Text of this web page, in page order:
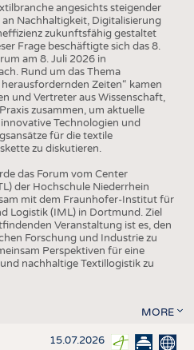
angesichts steigender
Nachhaltigkeit, Digitalisierung
zukunftsfähig gestaltet
Frage beschäftigte sich das 8.
am 8. Juli 2026 in
Rund um das Thema
Zeiten“ kamen
und Vertreter aus Wissenschaft,
zusammen, um aktuelle
Technologien und
für die textile
zu diskutieren.
das Forum vom Center
der Hochschule Niederrhein
mit dem Fraunhofer-Institut für
Logistik (IML) in Dortmund. Ziel
Veranstaltung ist es, den
Forschung und Industrie zu
Perspektiven für eine
nachhaltige Textillogistik zu
MORE
15.07.2026